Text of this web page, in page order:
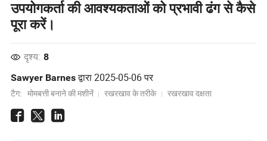
उपयोगकर्ता की आवश्यकताओं को प्रभावी ढंग से कैसे
पूरा करें।
दृश्य: 8
Sawyer Barnesद्वारा2025-05-06पर
टैग: मोमबत्ती बनाने की मशीनें रखरखाव के तरीके रखरखाव दक्षता